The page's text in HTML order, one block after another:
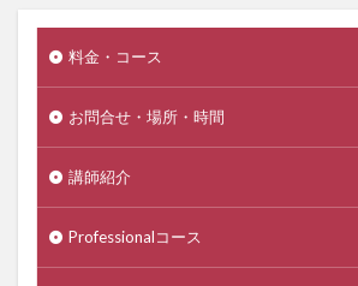
料金・コース
お問合せ・場所・時間
講師紹介
Professionalコース